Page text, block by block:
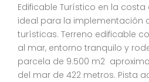
Edificable Turístico en la
ideal para la implementación
turísticas. Terreno edificable
al mar, entorno tranquilo y
parcela de 9.500 m2
del mar de 422 metros. Pista